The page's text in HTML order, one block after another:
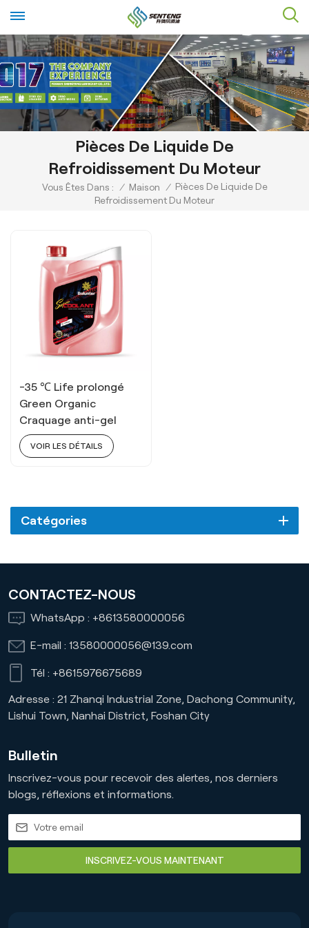
Pièces De Liquide De
Refroidissement Du Moteur
Vous Êtes Dans : / Maison / Pièces De Liquide De
Refroidissement Du Moteur
-35 ℃ Life prolongé
Green Organic
Craquage anti-gel
VOIR LES DÉTAILS
Catégories
CONTACTEZ-NOUS
WhatsApp : +8613580000056
E-mail : 13580000056@139.com
Tél : +8615976675689
Adresse : 21 Zhanqi Industrial Zone, Dachong Community,
Lishui Town, Nanhai District, Foshan City
Bulletin
Inscrivez-vous pour recevoir des alertes, nos derniers
blogs, réflexions et informations.
INSCRIVEZ-VOUS MAINTENANT